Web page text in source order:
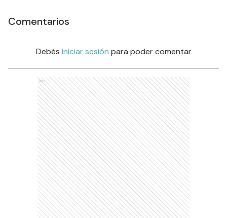
Comentarios
Debés iniciar sesión para poder comentar
Ads